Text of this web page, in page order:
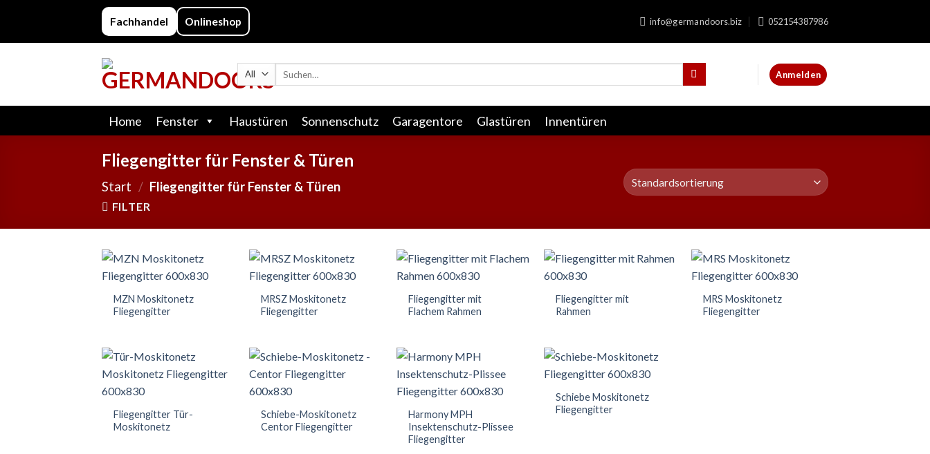
content
Fachhandel Onlineshop info@germandoors.biz 052154387986
Anmelden
Home Fenster Haustüren Sonnenschutz Garagentore Glastüren Innentüren
Fliegengitter für Fenster & Türen
Start / Fliegengitter für Fenster & Türen
FILTER
MZN Moskitonetz
Fliegengitter
MRSZ Moskitonetz
Fliegengitter
Fliegengitter mit
Flachem Rahmen
Fliegengitter mit
Rahmen
MRS Moskitonetz
Fliegengitter
Fliegengitter Tür-
Moskitonetz
Schiebe-Moskitonetz
Centor Fliegengitter
Harmony MPH
Insektenschutz-Plissee
Fliegengitter
Schiebe Moskitonetz
Fliegengitter